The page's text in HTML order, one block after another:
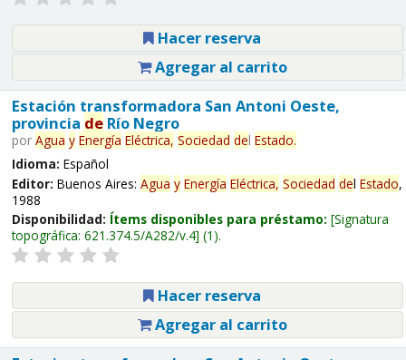
Hacer reserva
Agregar al carrito
Estación transformadora San Antoni Oeste,
provincia deRío Negro
por Agua y Energía Eléctrica, Sociedad del Estado.
Idioma: Español
Editor: Buenos Aires: Agua y Energía Eléctrica, Sociedad del Estado,
1988
Disponibilidad: Ítems disponibles para préstamo: Signatura
topográfica: 621.374.5/A282/v.4 (1).
Hacer reserva
Agregar al carrito